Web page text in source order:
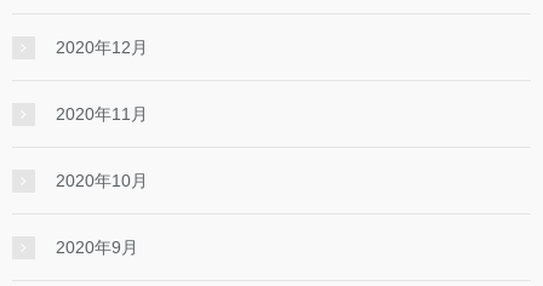
2020年12月
2020年11月
2020年10月
2020年9月